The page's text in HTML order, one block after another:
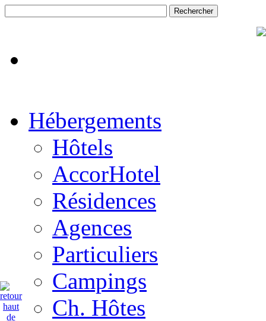
Hébergements
Hôtels
AccorHotel
Résidences
Agences
Particuliers
Campings
Ch. Hôtes